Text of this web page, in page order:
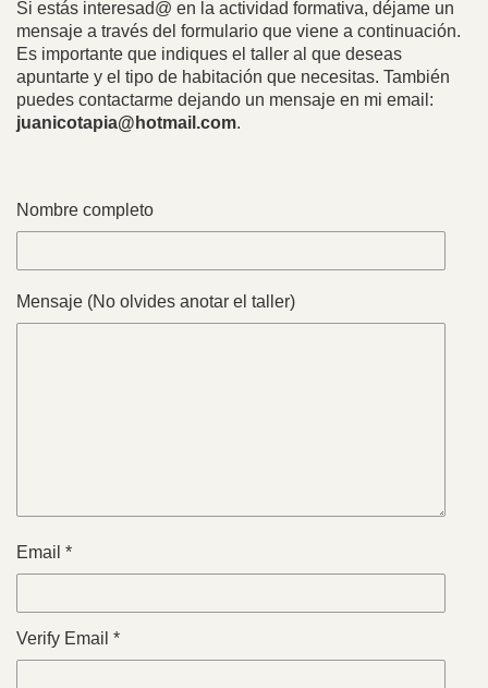
Si estás interesad@ en la actividad formativa, déjame un
mensaje a través del formulario que viene a continuación.
Es importante que indiques el taller al que deseas
apuntarte y el tipo de habitación que necesitas. También
puedes contactarme dejando un mensaje en mi email:
juanicotapia@hotmail.com.
Nombre completo
Mensaje (No olvides anotar el taller)
Email *
Verify Email *